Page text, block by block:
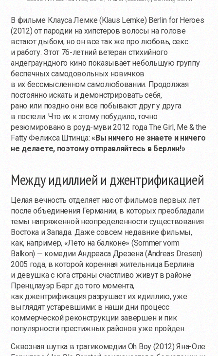
В фильме Клауса Лемке (Klaus Lemke) Berlin for Heroes
(2012) от пародии на хипстеров волосы на голове
встают дыбом, но он все так же про любовь, секс
и работу. Этот 76-летний ветеран стихийного
андеграундного кино показывает небольшую группу
беспечных самодовольных новичков
в их бессмысленном самолюбовании. Продолжая
постоянно искать и демонстрировать себя,
рано или поздно они все побывают друг у друга
в постели. Что их к этому побудило, точно
резюмировано в роуд-муви 2012 года The Girl, Me & the
Fatty Феликса Штинца:«Вы ничего не знаете и ничего
не делаете, поэтому отправляйтесь в Берлин!»
Между идиллией и джентрификацией
Целая вечность отделяет нас от фильмов первых лет
после объединения Германии, в которых преобладали
темы напряженной неопределенности существования
Востока и Запада. Даже совсем недавние фильмы,
как, например, «Лето на балконе» (Sommer vorm
Balkon) — комедии Андреаса Дрезена (Andreas Dresen)
2005 года, в которой коренная жительница Берлина
и девушка с юга страны счастливо живут в районе
Пренцлауэр Берг до того момента,
как джентрификация разрушает их идиллию, уже
выглядят устаревшими: в наши дни процесс
коммерческой реконструкции завершен и пик
популярности престижных районов уже пройден.
Сквозная шутка в трагикомедии Oh Boy (2012) Яна-Оле